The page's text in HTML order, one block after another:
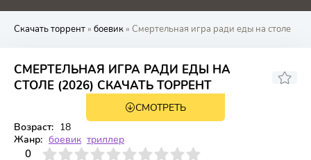
0 4.1 2.9 0
Скачать торрент» боевик» Смертельная игра ради еды на столе
СМЕРТЕЛЬНАЯ ИГРА РАДИ ЕДЫ НА
СТОЛЕ (2026) СКАЧАТЬ ТОРРЕНТ
1 сезон 10 серияСМОТРЕТЬ
Возраст: 18
Жанр: боевик триллер
0
4 6 7 8 9 10